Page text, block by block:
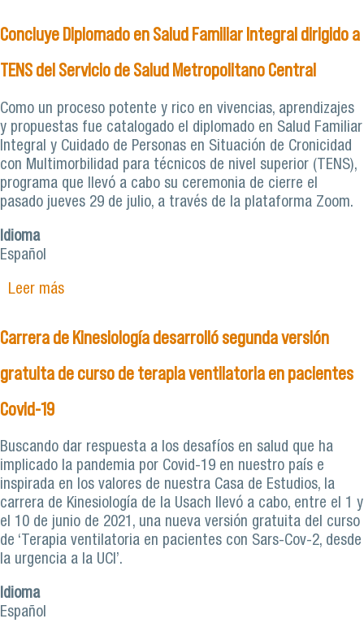
Concluye Diplomado en Salud Familiar Integral dirigido a
TENS del Servicio de Salud Metropolitano Central
Como un proceso potente y rico en vivencias, aprendizajes
y propuestas fue catalogado el diplomado en Salud Familiar
Integral y Cuidado de Personas en Situación de Cronicidad
con Multimorbilidad para técnicos de nivel superior (TENS),
programa que llevó a cabo su ceremonia de cierre el
pasado jueves 29 de julio, a través de la plataforma Zoom.
Idioma
Español
Leer mássobre Concluye Diplomado en Salud Familiar
Metropolitano Central
Carrera de Kinesiología desarrolló segunda versión
gratuita de curso de terapia ventilatoria en pacientes
Covid-19
Buscando dar respuesta a los desafíos en salud que ha
implicado la pandemia por Covid-19 en nuestro país e
inspirada en los valores de nuestra Casa de Estudios, la
carrera de Kinesiología de la Usach llevó a cabo, entre el 1 y
el 10 de junio de 2021, una nueva versión gratuita del curso
de ‘Terapia ventilatoria en pacientes con Sars-Cov-2, desde
la urgencia a la UCI’.
Idioma
Español